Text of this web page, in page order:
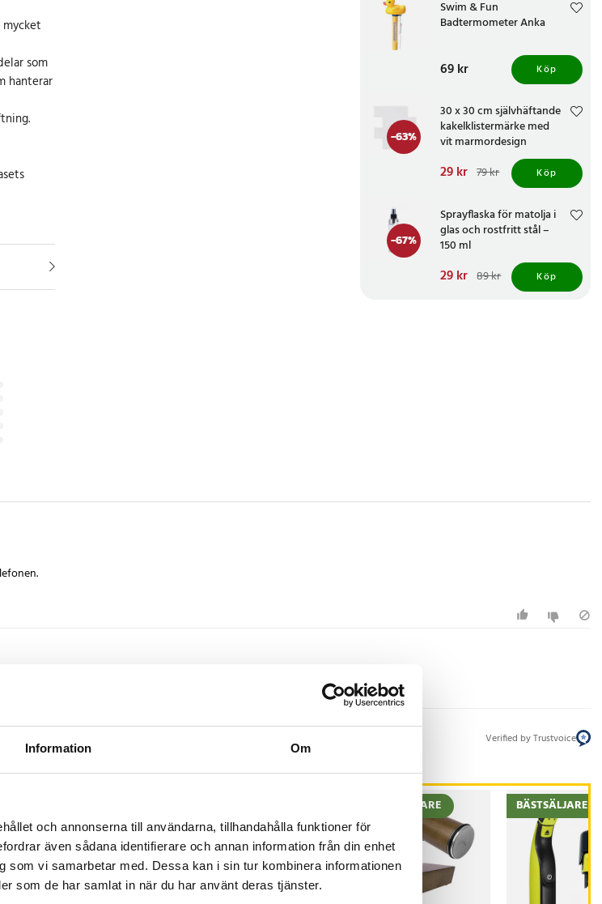
Information Om
och annonserna till användarna, tillhandahålla funktioner för
även sådana identifierare och annan information från din enhet
som vi samarbetar med. Dessa kan i sin tur kombinera informationen
som de har samlat in när du har använt deras tjänster.
som
hanterar
inte
eller
Swim & Fun
Badtermometer Anka
Pris:69 kr
69 kr Köp
-63%
30 x 30 cm självhäftande
kakelklistermärke med
vit marmordesign
Nuvarande pris
Tidigare pris 79 kr
29 kr 79 kr Köp
-67%
Sprayflaska för matolja i
glas och rostfritt stål –
150 ml
Nuvarande pris
Tidigare pris 89 kr
29 kr 89 kr Köp
Verified by Trustvoice
-33
BÄSTSÄLJARE BÄSTSÄLJARE